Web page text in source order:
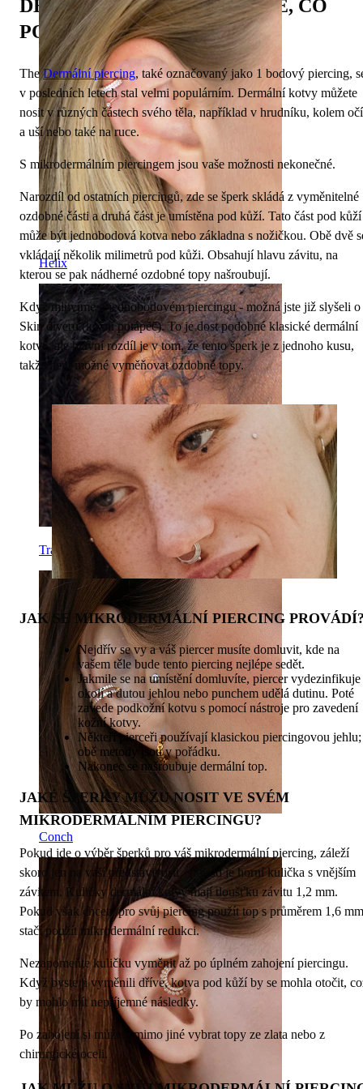
Helix
Tragus
Conch
DERMÁLNÍ PIERCINGY: VŠE, CO
POTŘEBUJEŠ VĚDĚT
TheDermální piercing, také označovaný jako 1 bodový piercing,
v posledních letech stal velmi populárním. Dermální kotvy můžete
nosit v různých částech svého těla, například v hrudníku, kolem očí
a uší nebo také na ruce.
S mikrodermálním piercingem jsou vaše možnosti nekonečné.
Narozdíl od ostatních piercingů, zde se šperk skládá z vyměnitelné
ozdobné části a druhá část je umístěna pod kůží. Tato část pod kůží
může být jednobodová kotva nebo základna s nožičkou. Obě dvě
vkládají několik milimetrů pod kůži. Obsahují hlavu závitu, na
kterou se pak nádherné ozdobné topy našroubují.
Když mluvíme o jednobodovém piercingu - možná jste již slyšeli o
Skin diveru (kožní potápěč). To je dost podobné klasické dermální
kotvě, ale hlavní rozdíl je v tom, že tento šperk je z jednoho kusu,
takže není možné vyměňovat ozdobné topy.
JAK SE MIKRODERMÁLNÍ PIERCING
Nejdřív se vy a váš piercer musíte domluvit, kde na
vašem těle bude tento piercing nejlépe sedět.
Jakmile se na umístění domluvíte, piercer vydezinfikuje
okolí a dutou jehlou nebo punchem udělá dutinu. Poté
zavede podkožní kotvu s pomocí nástroje pro zavedení
kožní kotvy.
Někteří pierceři používají klasickou piercingovou jehlu;
obě metody jsou v pořádku.
Nakonec se našroubuje dermální top.
JAKÉ ŠPERKY MŮŽU NOSIT VE SVÉM
MIKRODERMÁLNÍM PIERCINGU?
Pokud jde o výběr šperků pro váš mikrodermální piercing, záleží
skoro jen na vaší představivosti - pokud je horní kulička s vnějším
závitem. Kuličky dermální kotvy mají tloušťku závitu 1,2 mm.
Pokud však chcete pro svůj piercing použít top s průměrem 1,6
stačí použít mikrodermální redukci.
Nezapomeňte kuličku vyměnit až po úplném zahojení piercingu.
Když byste ji vyměnili dříve, kotva pod kůží by se mohla otočit,
by mohlo mít nepříjemné následky.
Po zahojení si můžete mimo jiné vybrat topy ze zlata nebo z
chirurgické oceli.